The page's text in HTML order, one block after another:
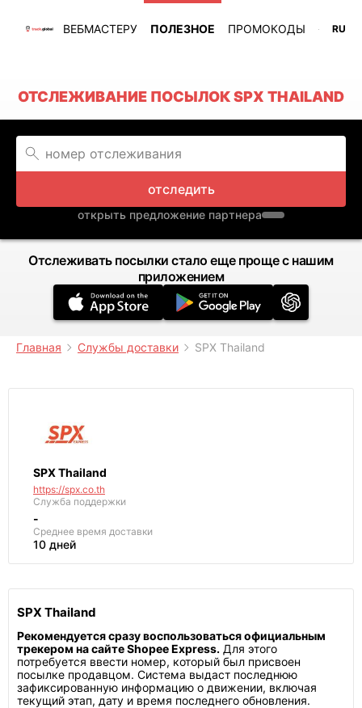
ВЕБМАСТЕРУ ПОЛЕЗНОЕ ПРОМОКОДЫ RU
ОТСЛЕЖИВАНИЕ ПОСЫЛОК SPX THAILAND
отследить
открыть предложение партнера
Отслеживать посылки стало еще проще с нашим
приложением
Главная Службы доставки SPX Thailand
SPX Thailand
https://spx.co.th
Служба поддержки
-
Среднее время доставки
10 дней
SPX Thailand
Рекомендуется сразу воспользоваться официальным
трекером на сайте Shopee Express. Для этого
потребуется ввести номер, который был присвоен
посылке продавцом. Система выдаст последнюю
зафиксированную информацию о движении, включая
текущий этап, дату и время последнего обновления.